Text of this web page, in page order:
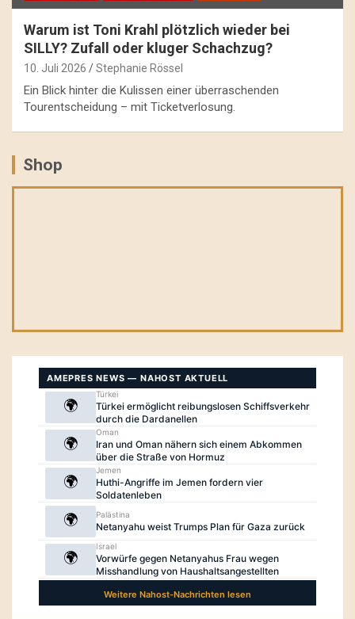
Warum ist Toni Krahl plötzlich wieder bei
SILLY? Zufall oder kluger Schachzug?
10. Juli 2026 Stephanie Rössel
Ein Blick hinter die Kulissen einer überraschenden
Tourentscheidung – mit Ticketverlosung.
Shop